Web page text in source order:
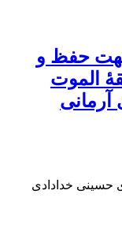
حفظ و
الموت
آرمانی
حسینی خدادادی